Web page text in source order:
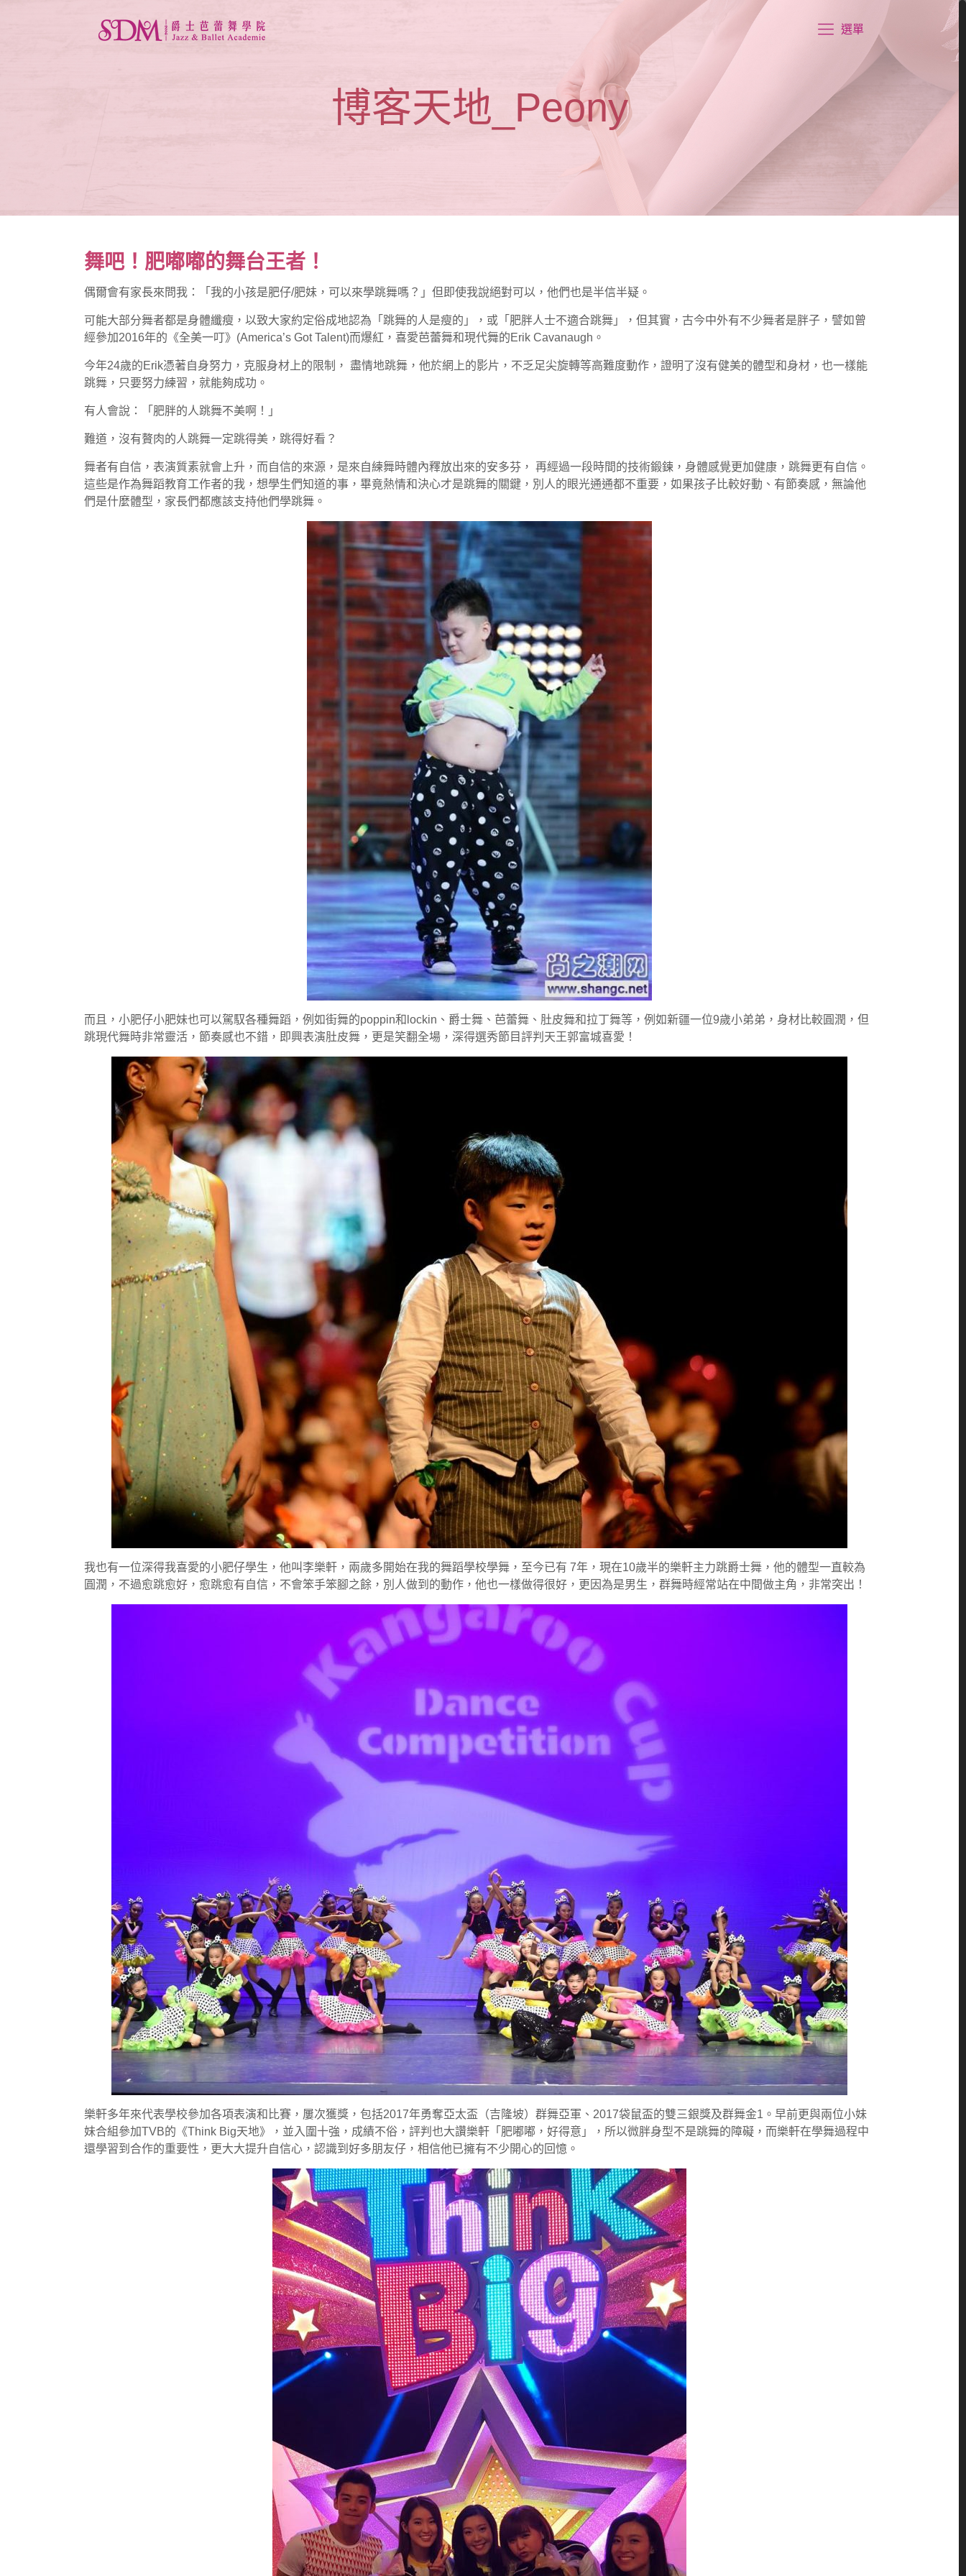
選單
博客天地_Peony
舞吧！肥嘟嘟的舞台王者！
偶爾會有家長來問我：「我的小孩是肥仔/肥妹，可以來學跳舞嗎？」但即使我說絕對可以，他們也是半信半疑。
可能大部分舞者都是身體纖瘦，以致大家約定俗成地認為「跳舞的人是瘦的」，或「肥胖人士不適合跳舞」，但其實，古今中外有不少舞者是胖子，譬如曾
經參加2016年的《全美一叮》(America’s Got Talent)而爆紅，喜愛芭蕾舞和現代舞的Erik Cavanaugh。
今年24歲的Erik憑著自身努力，克服身材上的限制， 盡情地跳舞，他於網上的影片，不乏足尖旋轉等高難度動作，證明了沒有健美的體型和身材，也一樣能
跳舞，只要努力練習，就能夠成功。
有人會說：「肥胖的人跳舞不美啊！」
難道，沒有贅肉的人跳舞一定跳得美，跳得好看？
舞者有自信，表演質素就會上升，而自信的來源，是來自練舞時體內釋放出來的安多芬， 再經過一段時間的技術鍛鍊，身體感覺更加健康，跳舞更有自信。
這些是作為舞蹈教育工作者的我，想學生們知道的事，畢竟熱情和決心才是跳舞的關鍵，別人的眼光通通都不重要，如果孩子比較好動、有節奏感，無論他
們是什麼體型，家長們都應該支持他們學跳舞。
而且，小肥仔小肥妹也可以駕馭各種舞蹈，例如街舞的poppin和lockin、爵士舞、芭蕾舞、肚皮舞和拉丁舞等，例如新疆一位9歲小弟弟，身材比較圓潤，但
跳現代舞時非常靈活，節奏感也不錯，即興表演肚皮舞，更是笑翻全場，深得選秀節目評判天王郭富城喜愛！
我也有一位深得我喜愛的小肥仔學生，他叫李樂軒，兩歲多開始在我的舞蹈學校學舞，至今已有 7年，現在10歲半的樂軒主力跳爵士舞，他的體型一直較為
圓潤，不過愈跳愈好，愈跳愈有自信，不會笨手笨腳之餘，別人做到的動作，他也一樣做得很好，更因為是男生，群舞時經常站在中間做主角，非常突出！
樂軒多年來代表學校參加各項表演和比賽，屢次獲獎，包括2017年勇奪亞太盃（吉隆坡）群舞亞軍、2017袋鼠盃的雙三銀獎及群舞金1。早前更與兩位小妹
妹合組參加TVB的《Think Big天地》，並入圍十強，成績不俗，評判也大讚樂軒「肥嘟嘟，好得意」，所以微胖身型不是跳舞的障礙，而樂軒在學舞過程中
還學習到合作的重要性，更大大提升自信心，認識到好多朋友仔，相信他已擁有不少開心的回憶。